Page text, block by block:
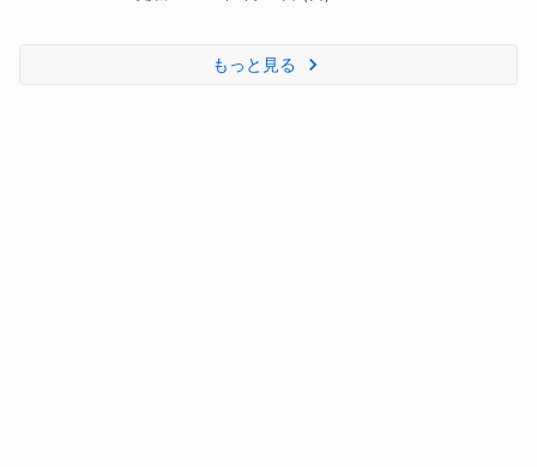
もっと見る